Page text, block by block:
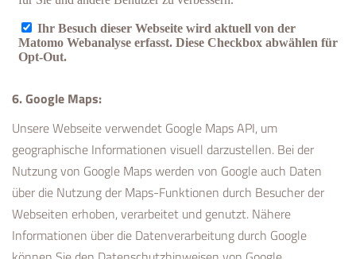
6. Google Maps:
Unsere Webseite verwendet Google Maps API, um
geographische Informationen visuell darzustellen. Bei der
Nutzung von Google Maps werden von Google auch Daten
über die Nutzung der Maps-Funktionen durch Besucher der
Webseiten erhoben, verarbeitet und genutzt. Nähere
Informationen über die Datenverarbeitung durch Google